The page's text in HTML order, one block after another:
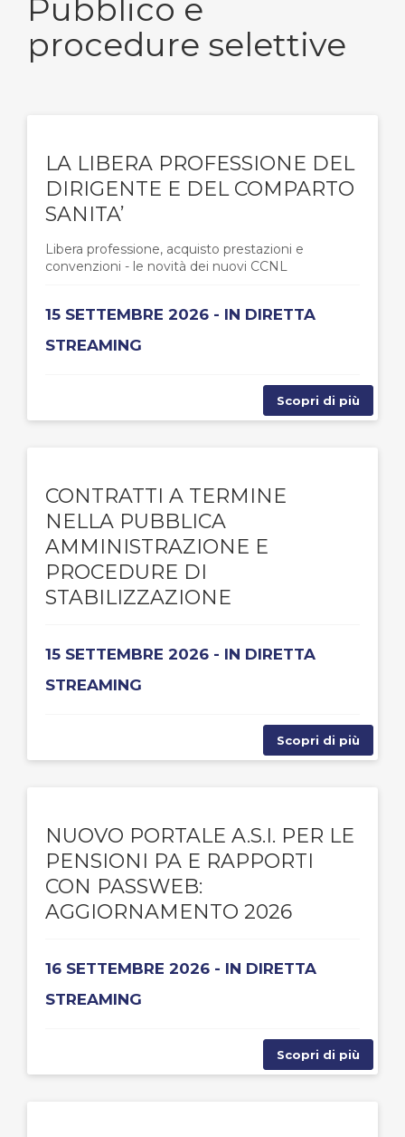
Pubblico e
procedure selettive
LA LIBERA PROFESSIONE DEL
DIRIGENTE E DEL COMPARTO
SANITA’
Libera professione, acquisto prestazioni e
convenzioni - le novità dei nuovi CCNL
15 SETTEMBRE 2026 - IN DIRETTA
STREAMING
Scopri di più
CONTRATTI A TERMINE
NELLA PUBBLICA
AMMINISTRAZIONE E
PROCEDURE DI
STABILIZZAZIONE
15 SETTEMBRE 2026 - IN DIRETTA
STREAMING
Scopri di più
NUOVO PORTALE A.S.I. PER LE
PENSIONI PA E RAPPORTI
CON PASSWEB:
AGGIORNAMENTO 2026
16 SETTEMBRE 2026 - IN DIRETTA
STREAMING
Scopri di più